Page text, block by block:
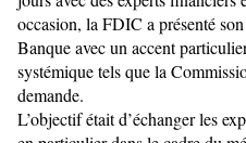
occasion, la FDIC a présenté
Banque avec un accent
systémique tels que la
demande.
L’objectif était d’échanger les